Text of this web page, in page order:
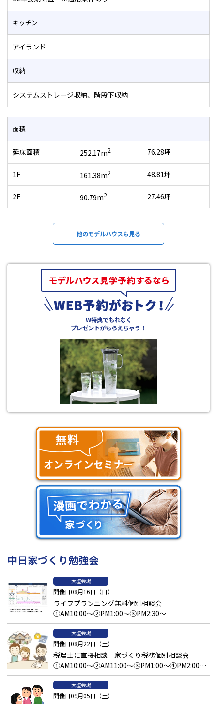
キッチン
アイランド
収納
システムストレージ収納、階段下収納
面積
延床面積 252.17m2 76.28坪
1F 161.38m2 48.81坪
2F 90.79m2 27.46坪
他のモデルハウスも見る
W特典でもれなく
プレゼントがもらえちゃう！
中日家づくり勉強会
大垣会場
開催日08月16日（日）
ライフプランニング無料個別相談会
①AM10:00～②PM1:00～③PM2:30～
大垣会場
開催日08月22日（土）
税理士に直接相談 家づくり税務個別相談会
①AM10:00～②AM11:00～③PM1:00～④PM2:00～
⑤PM3:00～
大垣会場
開催日09月05日（土）